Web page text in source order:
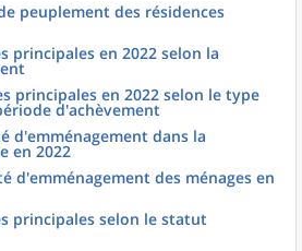
peuplement des résidences
principales en 2022 selon la
principales en 2022 selon le type
d'achèvement
d'emménagement dans la
en 2022
d'emménagement des ménages en
principales selon le statut